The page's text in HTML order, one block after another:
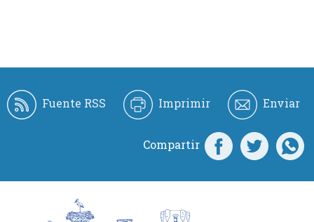
Fuente RSS Imprimir Enviar
Compartir